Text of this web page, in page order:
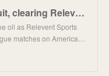
US Soccer settles antitrust suit, clearing Relevent to bring non-domestic league games to US - Insid
oil as Relevent Sports
matches on America…